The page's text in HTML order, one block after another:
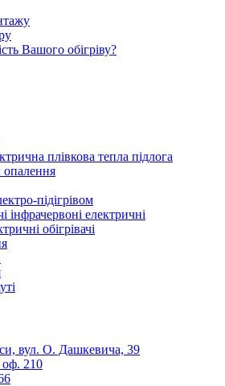
Вашого обігріву?
плівкова тепла підлога
опалення
підігрівом
інфрачервоні електричні
обігрівачі
вул. О. Дашкевича, 39
оф. 210